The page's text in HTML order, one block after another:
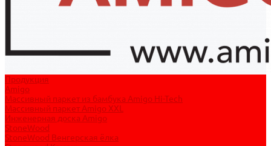
Продукция
Amigo
Массивный паркет из бамбука Amigo Hi-Tech
Массивный паркет Amigo XXL
Инженерная доска Amigo
StoneWood
StoneWood Венгерская ёлка